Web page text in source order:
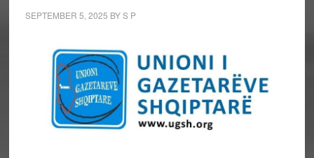
SEPTEMBER 5, 2025 BYS P